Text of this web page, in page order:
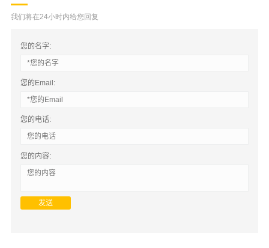
我们将在24小时内给您回复
您的名字:
您的Email:
您的电话:
您的内容: